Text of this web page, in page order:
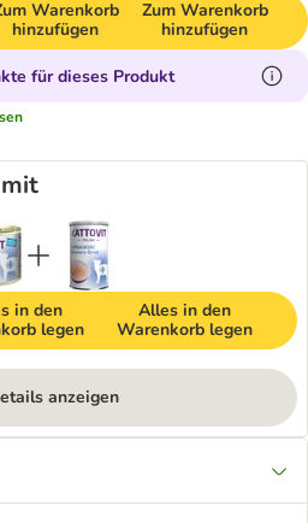
Warenkorb
hinzufügen
Zum Warenkorb
hinzufügen
für dieses Produkt
in den
legen
Alles in den
Warenkorb legen
anzeigen